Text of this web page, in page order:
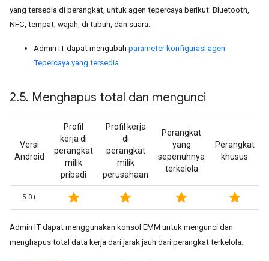
yang tersedia di perangkat, untuk agen tepercaya berikut: Bluetooth,
NFC, tempat, wajah, di tubuh, dan suara.
Admin IT dapat mengubah parameter konfigurasi agen
Tepercaya yang tersedia.
2.5. Menghapus total dan mengunci
Versi
Android
Profil
kerja di
perangkat
milik
pribadi
Profil kerja
di
perangkat
milik
perusahaan
Perangkat
yang
sepenuhnya
terkelola
Perangkat
khusus
5.0+ star star star star
Admin IT dapat menggunakan konsol EMM untuk mengunci dan
menghapus total data kerja dari jarak jauh dari perangkat terkelola.